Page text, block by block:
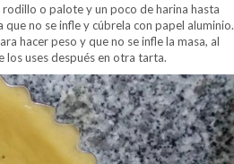
o palote y un poco de harina hasta
no se infle y cúbrela con papel aluminio.
hacer peso y que no se infle la masa, al
los uses después en otra tarta.